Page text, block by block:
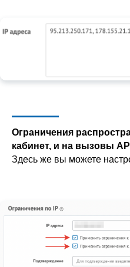
Ограничения
кабинет, и на вызовы
Здесь же вы можете